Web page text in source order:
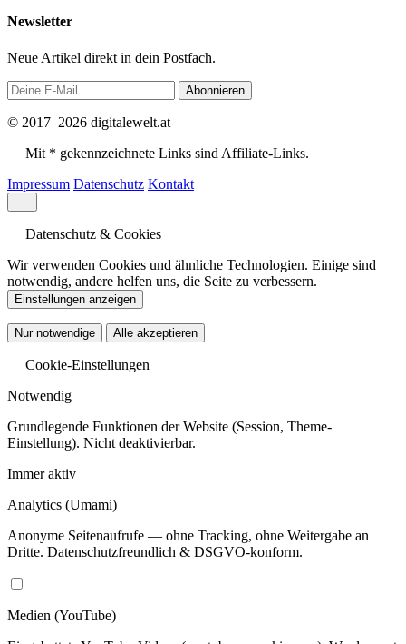
Newsletter
Neue Artikel direkt in dein Postfach.
Abonnieren
© 2017–2026 digitalewelt.at
Mit * gekennzeichnete Links sind Affiliate-Links.
Impressum Datenschutz Kontakt
Datenschutz & Cookies
Wir verwenden Cookies und ähnliche Technologien. Einige sind
notwendig, andere helfen uns, die Seite zu verbessern.
Einstellungen anzeigen
Nur notwendige Alle akzeptieren
Cookie-Einstellungen
Notwendig
Grundlegende Funktionen der Website (Session, Theme-
Einstellung). Nicht deaktivierbar.
Immer aktiv
Analytics (Umami)
Anonyme Seitenaufrufe — ohne Tracking, ohne Weitergabe an
Dritte. Datenschutzfreundlich & DSGVO-konform.
Medien (YouTube)